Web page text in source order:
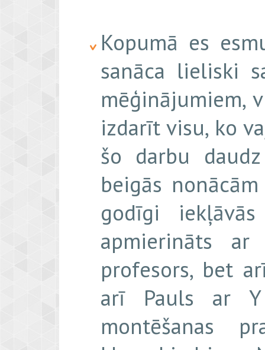
Kopumā es
sanāca lieliski
mēģinājumiem,
izdarīt visu, ko
šo darbu
beigās
godīgi
apmierināts
profesors, bet
arī Pauls ar Y
montēšanas